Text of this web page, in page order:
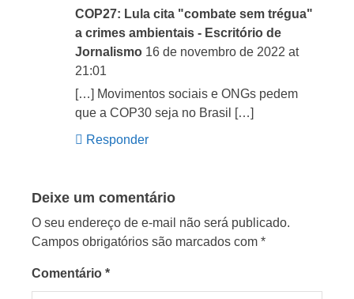
COP27: Lula cita "combate sem trégua"
a crimes ambientais - Escritório de
Jornalismo 16 de novembro de 2022 at
21:01
[…] Movimentos sociais e ONGs pedem
que a COP30 seja no Brasil […]
Responder
Deixe um comentário
O seu endereço de e-mail não será publicado.
Campos obrigatórios são marcados com *
Comentário *